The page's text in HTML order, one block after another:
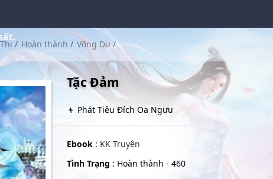
/ Hoàn thành / Võng Du/
Tặc Đảm
👦 Phát Tiêu Đích Oa Ngưu
Ebook : KK Truyện
Tình Trạng : Hoàn thành - 460